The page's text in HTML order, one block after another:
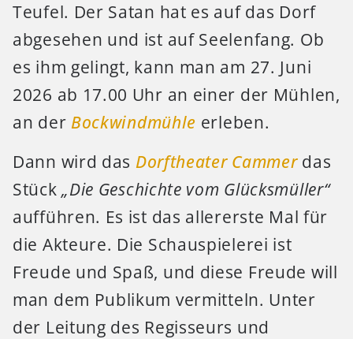
Teufel. Der Satan hat es auf das Dorf
abgesehen und ist auf Seelenfang. Ob
es ihm gelingt, kann man am 27. Juni
2026 ab 17.00 Uhr an einer der Mühlen,
an der Bockwindmühle erleben.
Dann wird das Dorftheater Cammer das
Stück „Die Geschichte vom Glücksmüller“
aufführen. Es ist das allererste Mal für
die Akteure. Die Schauspielerei ist
Freude und Spaß, und diese Freude will
man dem Publikum vermitteln. Unter
der Leitung des Regisseurs und